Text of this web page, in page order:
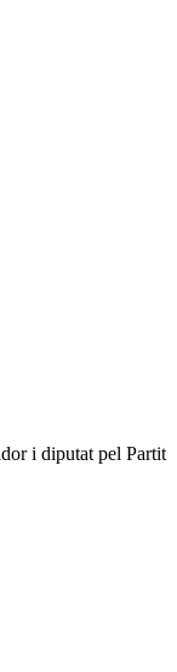
i diputat pel Partit